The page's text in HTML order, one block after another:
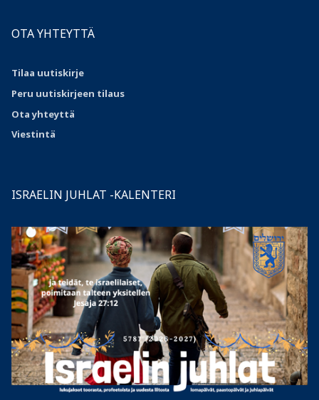
OTA YHTEYTTÄ
Tilaa uutiskirje
Peru uutiskirjeen tilaus
Otayhteyttä
Viestintä
ISRAELIN JUHLAT -KALENTERI